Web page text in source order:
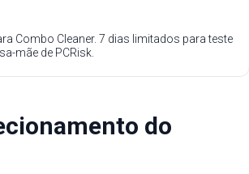
Combo Cleaner. 7 dias limitados para teste
mãe de PCRisk.
do